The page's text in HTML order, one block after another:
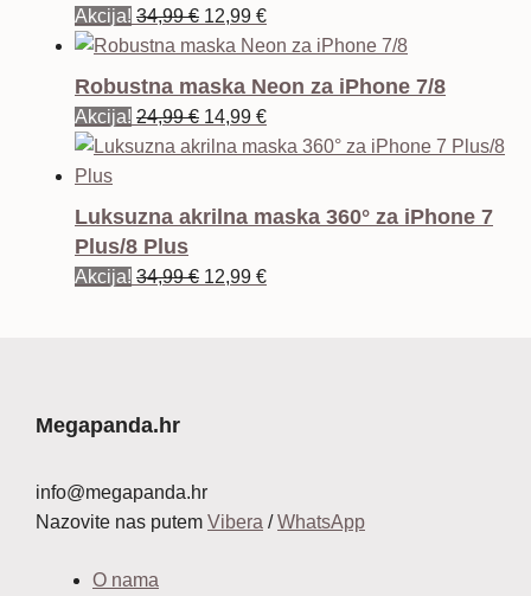
Akcija! 34,99€ Izvorna
cijena
bila
12,99 €Trenutna
cijena
Robustna maska Neon za iPhone 7/8
Akcija! 24,99€ Izvorna
cijena
je:
14,99 €Trenutna
cijena
14,99 €.
Luksuzna akrilna maska 360° za iPhone 7
Plus/8 Plus
Akcija! 34,99€ Izvorna
12,99 €Trenutna
Megapanda.hr
info@megapanda.hr
Nazovite nas putem Vibera / WhatsApp
O nama